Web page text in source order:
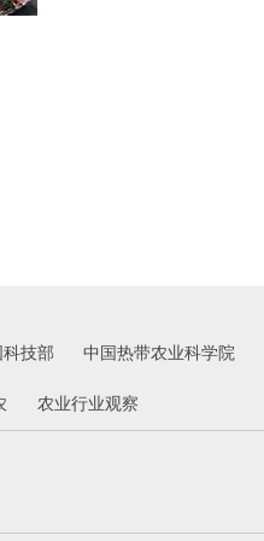
技部 中国热带农业科学院
农业行业观察